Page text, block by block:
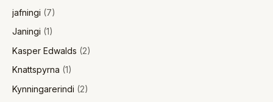
jafningi (7)
Janingi (1)
Kasper Edwalds (2)
Knattspyrna (1)
Kynningarerindi (2)